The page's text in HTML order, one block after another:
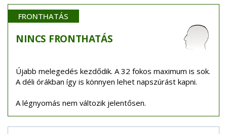
FRONTHATÁS
NINCS FRONTHATÁS
Újabb melegedés kezdődik. A 32 fokos maximum is sok.
A déli órákban így is könnyen lehet napszúrást kapni.
A légnyomás nem változik jelentősen.